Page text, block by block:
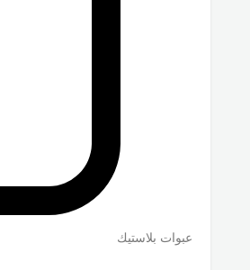
عبوات بلاستيك